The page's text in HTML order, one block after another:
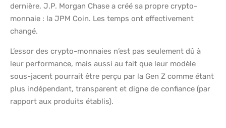
dernière, J.P. Morgan Chase a créé sa propre crypto-
monnaie : la JPM Coin. Les temps ont effectivement
changé.
L’essor des crypto-monnaies n’est pas seulement dû à
leur performance, mais aussi au fait que leur modèle
sous-jacent pourrait être perçu par la Gen Z comme étant
plus indépendant, transparent et digne de confiance (par
rapport aux produits établis).